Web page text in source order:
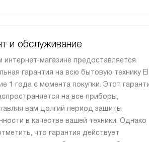
и обслуживание
интернет-магазине предоставляется
гарантия на всю бытовую технику
1 года с момента покупки. Этот
на все приборы,
вам долгий период защиты
в качестве вашей техники. Однако
что гарантия действует